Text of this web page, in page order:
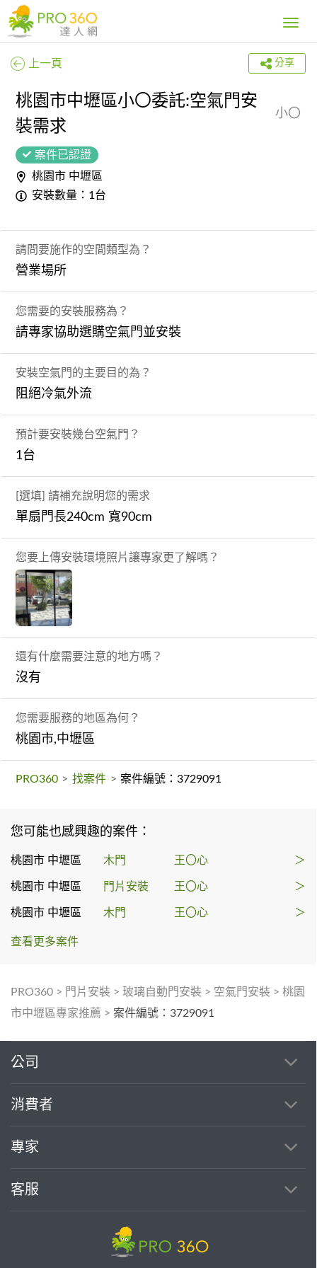
Toggle
上一頁 分享
桃園市中壢區小〇委託:空氣門安
裝需求
小〇
案件已認證
桃園市 中壢區
安裝數量：1台
請問要施作的空間類型為？
營業場所
您需要的安裝服務為？
請專家協助選購空氣門並安裝
安裝空氣門的主要目的為？
阻絕冷氣外流
預計要安裝幾台空氣門？
1台
[選填] 請補充說明您的需求
單扇門長240cm 寬90cm
您要上傳安裝環境照片讓專家更了解嗎？
還有什麼需要注意的地方嗎？
沒有
您需要服務的地區為何？
桃園市,中壢區
PRO360 > 找案件 > 案件編號：3729091
您可能也感興趣的案件：
桃園市 中壢區 木門 王〇心 ＞
桃園市 中壢區 門片安裝 王〇心 ＞
桃園市 中壢區 木門 王〇心 ＞
查看更多案件
PRO360 > 門片安裝 > 玻璃自動門安裝 > 空氣門安裝 > 桃園
市中壢區專家推薦 > 案件編號：3729091
公司
消費者
專家
客服